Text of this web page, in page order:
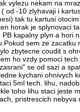
vylezu nekam na
od -10 zlyhavaji i
tak tu kartusi
horak je splynovaci
kapalny plyn a hori
sem ze zacatku
zbytecne coudit s
ho vzdy pomoci
se od sazi a
kychani ohnivych
5ml tech. lihu,
toho lihu staci jeste
pristrescich nebyva